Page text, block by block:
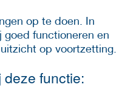
op te doen. In
functioneren en
op voortzetting.
functie: